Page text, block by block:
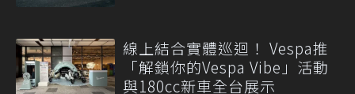
線上結合實體巡迴！ Vespa推
「解鎖你的Vespa Vibe」活動
與180cc新車全台展示